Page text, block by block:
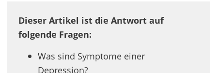
Dieser Artikel ist die Antwort auf
folgende Fragen:
Was sind Symptome einer
Depression?